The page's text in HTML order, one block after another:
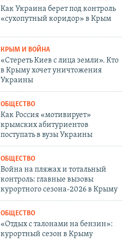
Как Украина берет под контроль
«сухопутный коридор» в Крым
КРЫМ И ВОЙНА
«Стереть Киев с лица земли». Кто
в Крыму хочет уничтожения
Украины
ОБЩЕСТВО
Как Россия «мотивирует»
крымских абитуриентов
поступать в вузы Украины
ОБЩЕСТВО
Война на пляжах и тотальный
контроль: главные вызовы
курортного сезона-2026 в Крыму
ОБЩЕСТВО
«Отдых с талонами на бензин»:
курортный сезон в Крыму